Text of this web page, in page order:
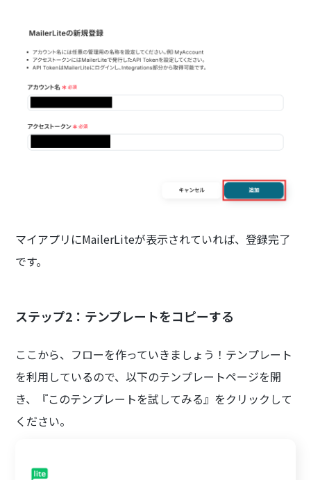
マイアプリにMailerLiteが表示されていれば、登録完了
です。
ステップ2：テンプレートをコピーする
ここから、フローを作っていきましょう！テンプレート
を利用しているので、以下のテンプレートページを開
き、『このテンプレートを試してみる』をクリックして
ください。